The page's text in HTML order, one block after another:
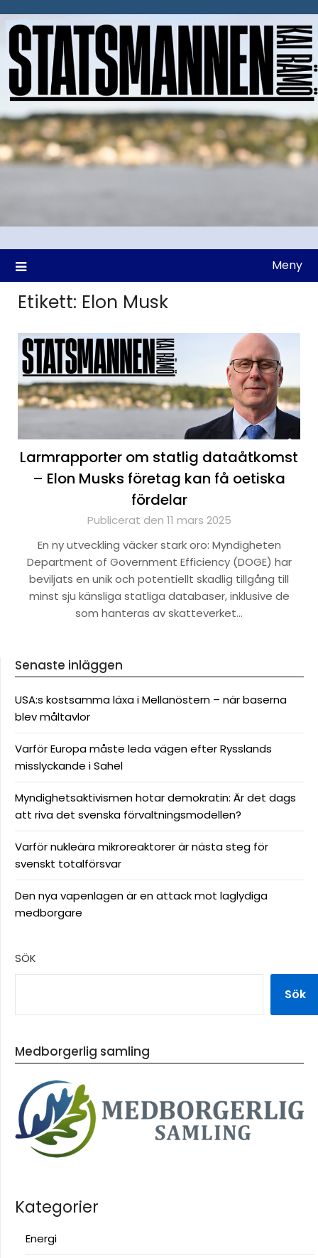
till
Meny
Etikett: Elon Musk
Larmrapporter om statlig dataåtkomst
– Elon Musks företag kan få oetiska
fördelar
Publicerat den 11 mars 2025
En ny utveckling väcker stark oro: Myndigheten
Department of Government Efficiency (DOGE) har
beviljats en unik och potentiellt skadlig tillgång till
minst sju känsliga statliga databaser, inklusive de
som hanteras av skatteverket…
Senaste inläggen
USA:s kostsamma läxa i Mellanöstern – när baserna
blev måltavlor
Varför Europa måste leda vägen efter Rysslands
misslyckande i Sahel
Myndighetsaktivismen hotar demokratin: Är det dags
att riva det svenska förvaltningsmodellen?
Varför nukleära mikroreaktorer är nästa steg för
svenskt totalförsvar
Den nya vapenlagen är en attack mot laglydiga
medborgare
SÖK
Sök
Medborgerlig samling
Kategorier
Energi